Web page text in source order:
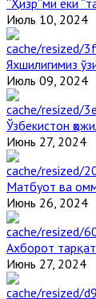
Июль 10, 2024
Яхшилигимиз
Июль 09, 2024
Ўзбекистон
Июнь 27, 2024
Матбуот ва
Июнь 26, 2024
Ахборот
Июнь 27, 2024